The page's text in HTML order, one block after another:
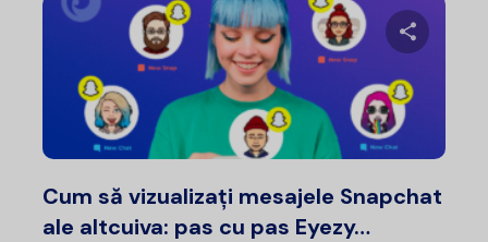
Cum să vizualizați mesajele Snapchat
ale altcuiva: pas cu pas Eyezy…